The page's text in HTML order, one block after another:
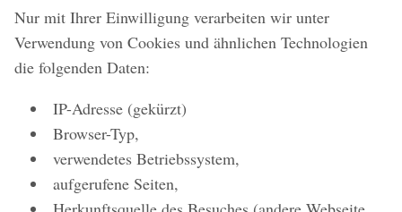
Nur mit Ihrer Einwilligung verarbeiten wir unter
Verwendung von Cookies und ähnlichen Technologien
die folgenden Daten:
IP-Adresse (gekürzt)
Browser-Typ,
verwendetes Betriebssystem,
aufgerufene Seiten,